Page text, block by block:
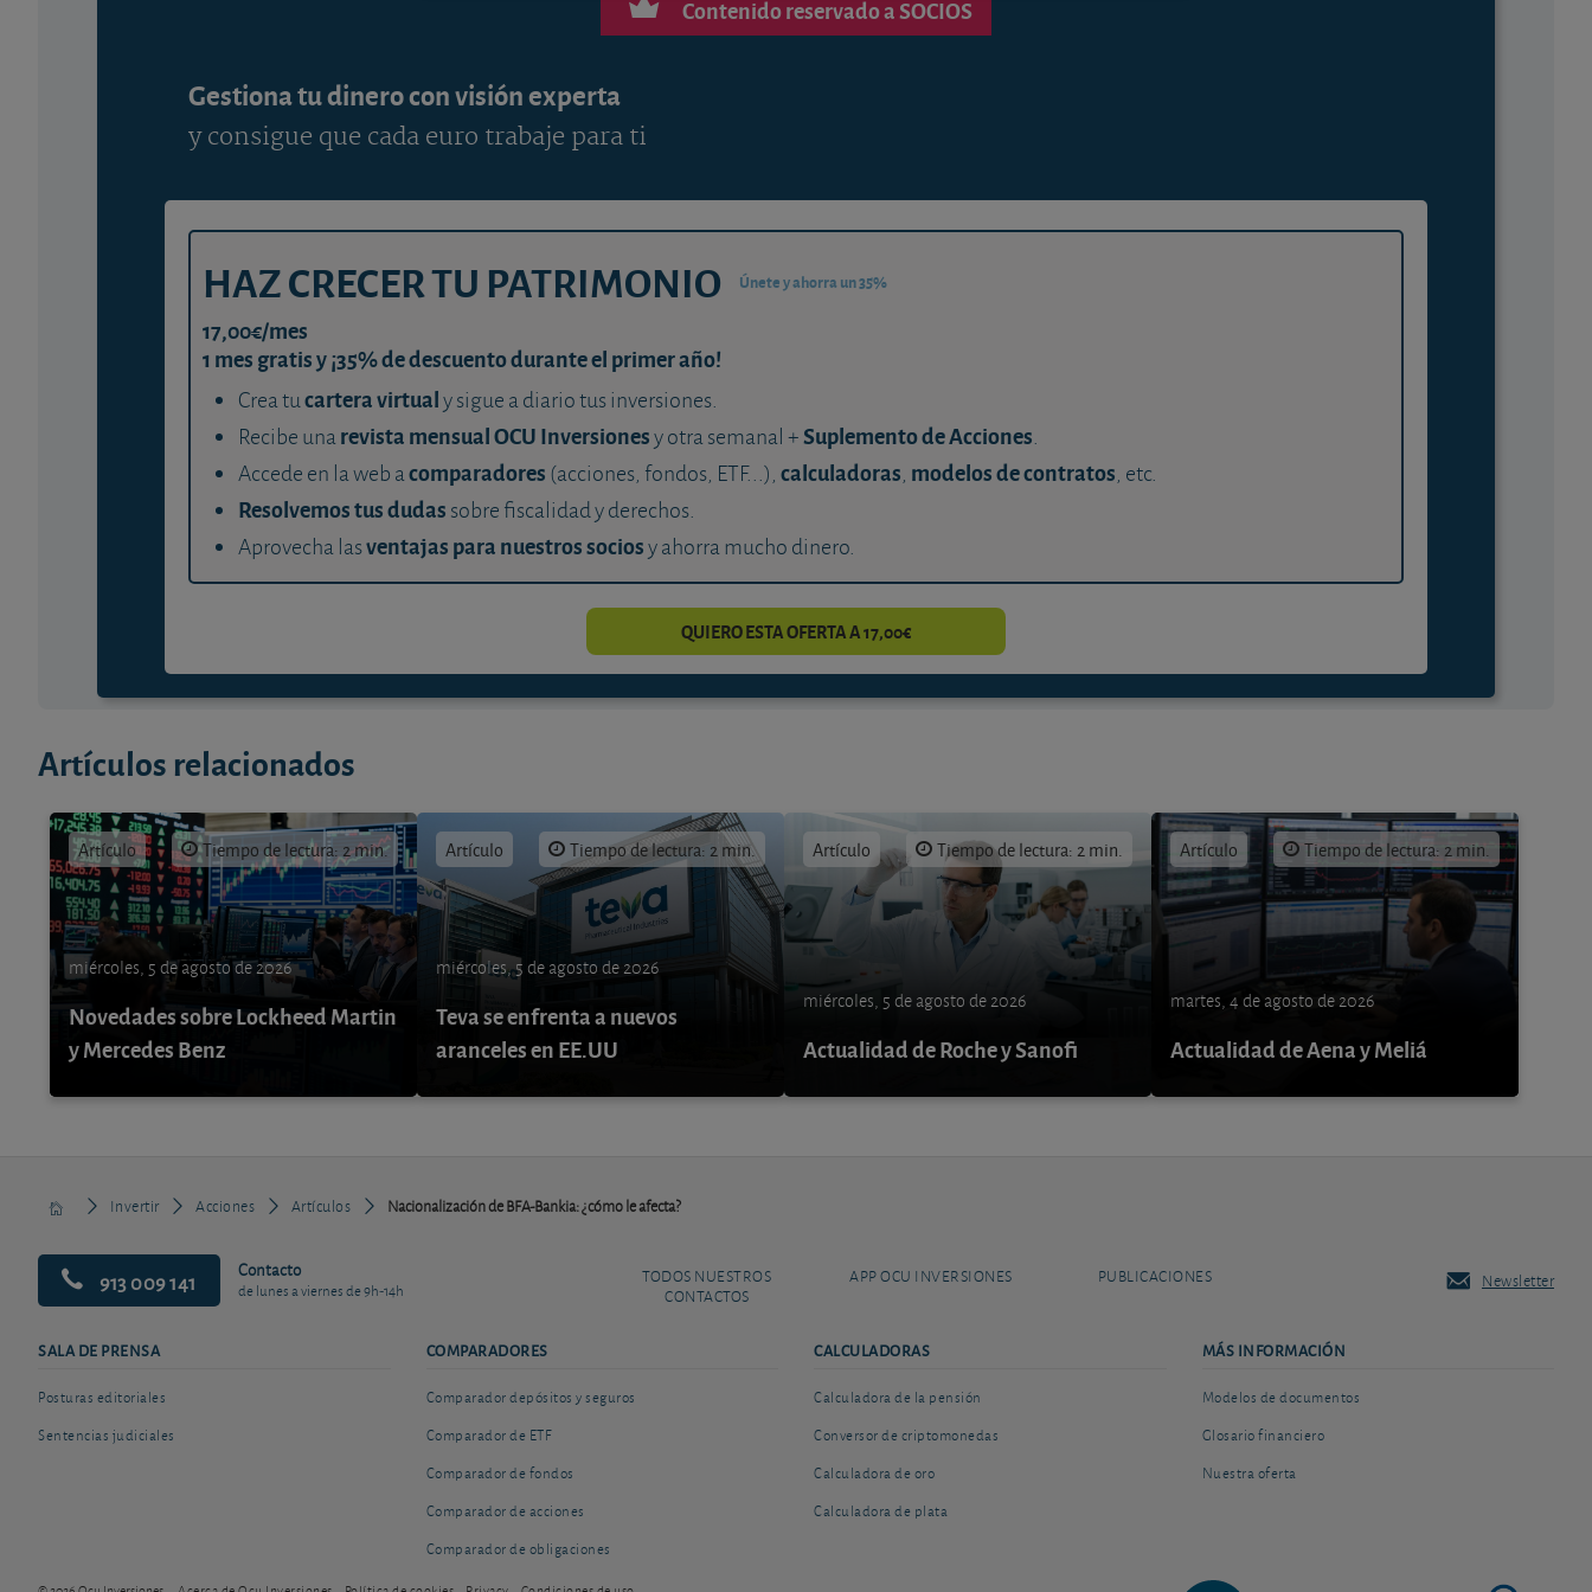
Contenido reservado a SOCIOS
Gestiona tu dinero con visión experta
y consigue que cada euro trabaje para ti
HAZ CRECER TU PATRIMONIO Únete y ahorra un 35%
17,00€/mes
1 mes gratis y ¡35% de descuento durante el primer año!
Crea tucartera virtualy sigue a diario tus inversiones.
Recibe unarevista mensual OCU Inversionesy otra semanal +Suplemento de Acciones.
Accede en la web acomparadores (acciones, fondos, ETF...), calculadoras, modelos de contratos, etc.
Resolvemos tus dudas sobre fiscalidad y derechos.
Aprovecha lasventajas para nuestros sociosy ahorra mucho dinero.
QUIERO ESTA OFERTA A 17,00€
Artículos relacionados
Artículo Tiempo de lectura: 2 min.
miércoles, 5 de agosto de 2026
Novedades sobre Lockheed Martin
y Mercedes Benz
Artículo Tiempo de lectura: 2 min.
miércoles, 5 de agosto de 2026
Teva se enfrenta a nuevos
aranceles en EE.UU
Artículo Tiempo de lectura: 2 min.
miércoles, 5 de agosto de 2026
Actualidad de Roche y Sanofi
Artículo Tiempo de lectura: 2 min.
martes, 4 de agosto de 2026
Actualidad de Aena y Meliá
Invertir Acciones Artículos Nacionalización de BFA-Bankia: ¿cómo le afecta?
913 009 141 Contacto
de lunes a viernes de 9h-14h
TODOS NUESTROS
CONTACTOS
APP OCU INVERSIONES PUBLICACIONES Newsletter
SALA DE PRENSA
Posturas editoriales
Sentencias judiciales
COMPARADORES
Comparador depósitos y seguros
Comparador de ETF
Comparador de fondos
Comparador de acciones
Comparador de obligaciones
CALCULADORAS
Calculadora de la pensión
Conversor de criptomonedas
Calculadora de oro
Calculadora de plata
MÁS INFORMACIÓN
Modelos de documentos
Glosario financiero
Nuestra oferta